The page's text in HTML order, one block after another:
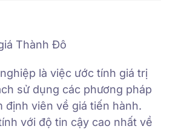
Thành Đô
là việc ước tính giá trị
sử dụng các phương pháp
định viên về giá tiến hành.
với độ tin cậy cao nhất về